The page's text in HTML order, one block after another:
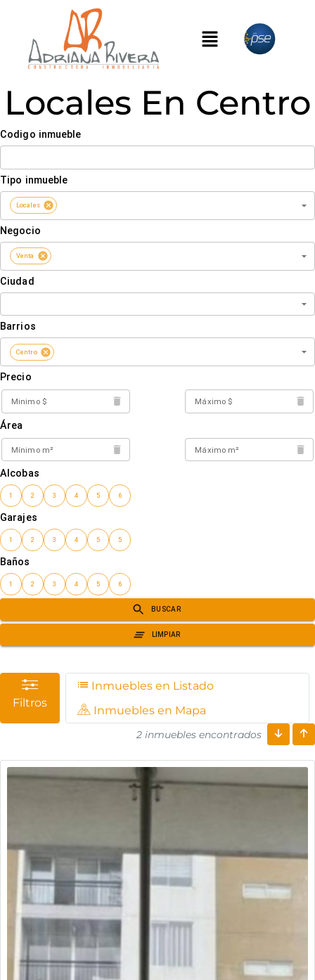
Locales En Centro
Filtros
Inmuebles en Listado
Inmuebles en Mapa
2 inmuebles encontrados